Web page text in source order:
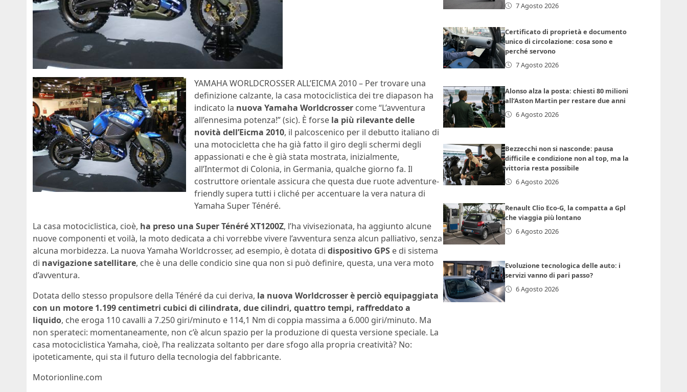
YAMAHA WORLDCROSSER ALL’EICMA 2010 – Per trovare una
definizione calzante, la casa motociclistica dei tre diapason ha
indicato la nuova Yamaha Worldcrosser come “L’avventura
all’ennesima potenza!” (sic). È forse la più rilevante delle
novità dell’Eicma 2010, il palcoscenico per il debutto italiano di
una motocicletta che ha già fatto il giro degli schermi degli
appassionati e che è già stata mostrata, inizialmente,
all’Intermot di Colonia, in Germania, qualche giorno fa. Il
costruttore orientale assicura che questa due ruote adventure-
friendly supera tutti i cliché per accentuare la vera natura di
Yamaha Super Ténéré.
La casa motociclistica, cioè, ha preso una Super Ténéré XT1200Z, l’ha vivisezionata, ha aggiunto alcune
nuove componenti et voilà, la moto dedicata a chi vorrebbe vivere l’avventura senza alcun palliativo, senza
alcuna morbidezza. La nuova Yamaha Worldcrosser, ad esempio, è dotata di dispositivo GPS e di sistema
di navigazione satellitare, che è una delle condicio sine qua non si può definire, questa, una vera moto
d’avventura.
Dotata dello stesso propulsore della Ténéré da cui deriva, la nuova Worldcrosser è perciò equipaggiata
con un motore 1.199 centimetri cubici di cilindrata, due cilindri, quattro tempi, raffreddato a
liquido, che eroga 110 cavalli a 7.250 giri/minuto e 114,1 Nm di coppia massima a 6.000 giri/minuto. Ma
non sperateci: momentaneamente, non c’è alcun spazio per la produzione di questa versione speciale. La
casa motociclistica Yamaha, cioè, l’ha realizzata soltanto per dare sfogo alla propria creatività? No:
ipoteticamente, qui sta il futuro della tecnologia del fabbricante.
Motorionline.com
7 Agosto 2026
Certificato di proprietà e documento
unico di circolazione: cosa sono e
perché servono
7 Agosto 2026
Alonso alza la posta: chiesti 80 milioni
all’Aston Martin per restare due anni
6 Agosto 2026
Bezzecchi non si nasconde: pausa
difficile e condizione non al top, ma la
vittoria resta possibile
6 Agosto 2026
Renault Clio Eco-G, la compatta a Gpl
che viaggia più lontano
6 Agosto 2026
Evoluzione tecnologica delle auto: i
servizi vanno di pari passo?
6 Agosto 2026